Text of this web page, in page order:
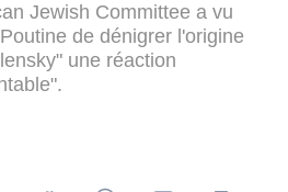
Jewish Committee a vu
de dénigrer l'origine
une réaction